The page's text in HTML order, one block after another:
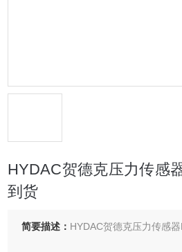
HYDAC贺德克压力传感
到货
简要描述： HYDAC贺德克压力传感